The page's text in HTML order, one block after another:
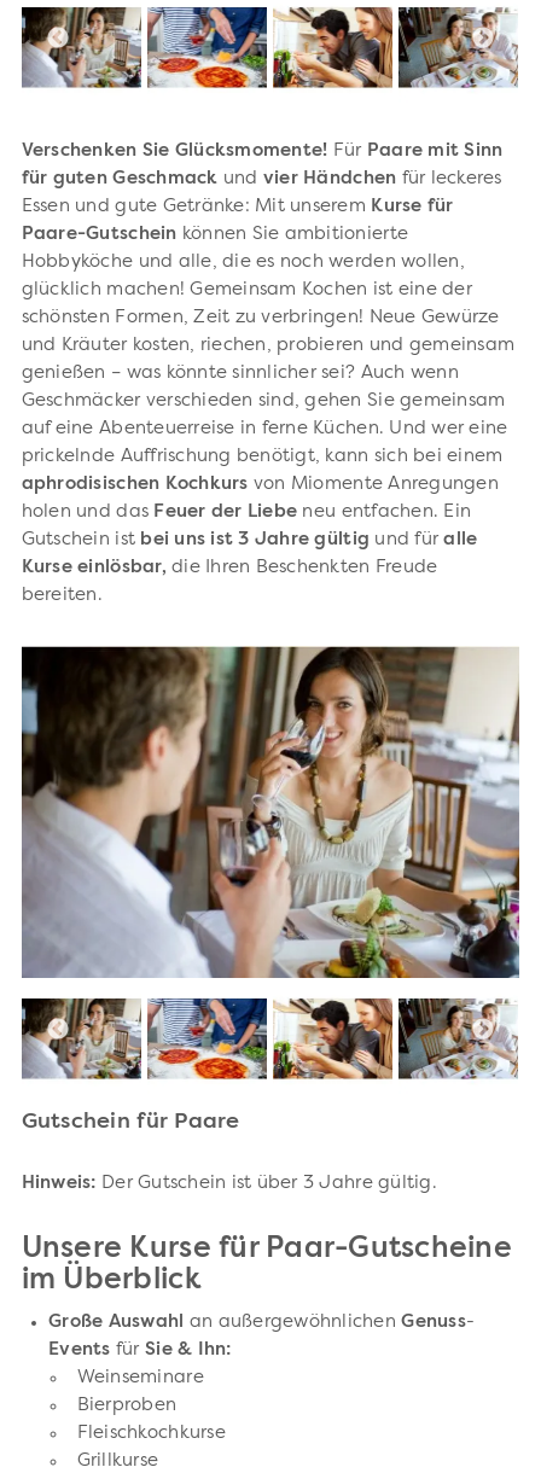
Verschenken Sie Glücksmomente! Für Paare mit Sinn
für guten Geschmack und vier Händchen für leckeres
Essen und gute Getränke: Mit unserem Kurse für
Paare-Gutschein können Sie ambitionierte
Hobbyköche und alle, die es noch werden wollen,
glücklich machen!Gemeinsam Kochen ist eine der
schönsten Formen, Zeit zu verbringen! Neue Gewürze
und Kräuter kosten, riechen, probieren und gemeinsam
genießen – was könnte sinnlicher sei? Auch wenn
Geschmäcker verschieden sind, gehen Sie gemeinsam
auf eine Abenteuerreise in ferne Küchen. Und wer eine
prickelnde Auffrischung benötigt, kann sich bei einem
aphrodisischen Kochkurs von Miomente Anregungen
holen und das Feuer der Liebe neu entfachen. Ein
Gutschein ist bei uns ist 3 Jahre gültig und füralle
Kurse einlösbar, die Ihren Beschenkten Freude
bereiten.
Gutschein für Paare
Hinweis: Der Gutschein ist über 3 Jahre gültig.
Unsere Kurse für Paar-Gutscheine
im Überblick
Große Auswahl an außergewöhnlichenGenuss-
Events fürSie & Ihn:
Weinseminare
Bierproben
Fleischkochkurse
Grillkurse